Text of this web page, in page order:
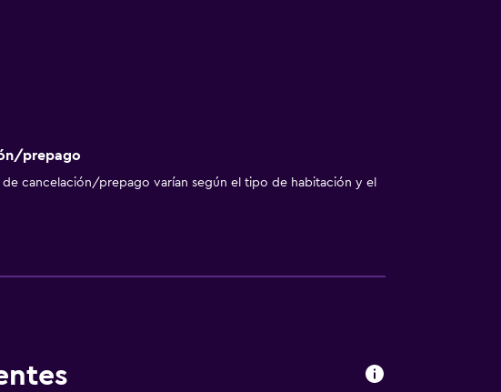
prepago
de cancelación/prepago varían según el tipo de habitación y el